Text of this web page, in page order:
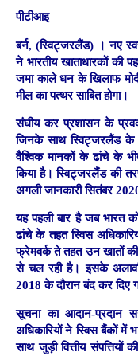
पीटीआइ
बर्न, (स्विट्जरलैंड) ।नए
ने भारतीय खाताधारकों की
जमा काले धन के खिलाफ
मील का पत्थर साबित होगा।
संघीय कर प्रशासन के
जिनके साथ स्विट्जरलैंड
वैश्विक मानकों के ढांचे के
किया है। स्विट्जरलैंड की
अगली जानकारी सितंबर
यह पहली बार है जब भारत
ढांचे के तहत स्विस
फ्रेमवर्क ते तहत उन खातों की
से चल रही है। इसके अलावां
2018 के दौरान बंद कर दिए
सूचना का आदान-प्रदान
अधिकारियों ने स्विस बैंकों में
साथ जुड़ी वित्तीय संपत्तियों